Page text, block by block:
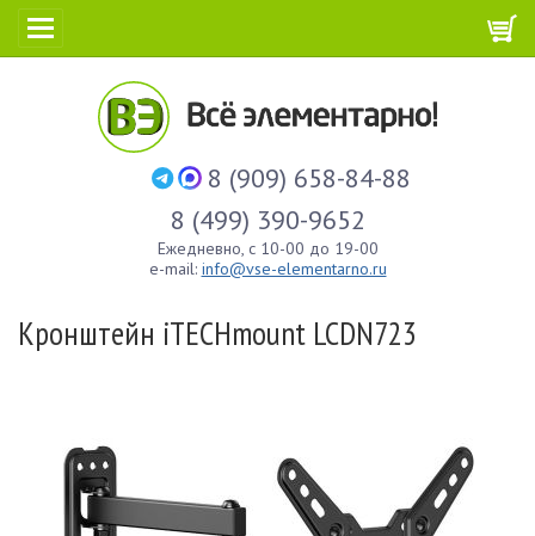
8 (909) 658-84-88
8 (499) 390-9652
Ежедневно, с 10-00 до 19-00
e-mail: info@vse-elementarno.ru
Кронштейн iTECHmount LCDN723